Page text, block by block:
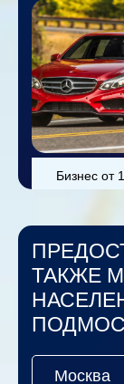
Бизнес от
ТАКЖЕ